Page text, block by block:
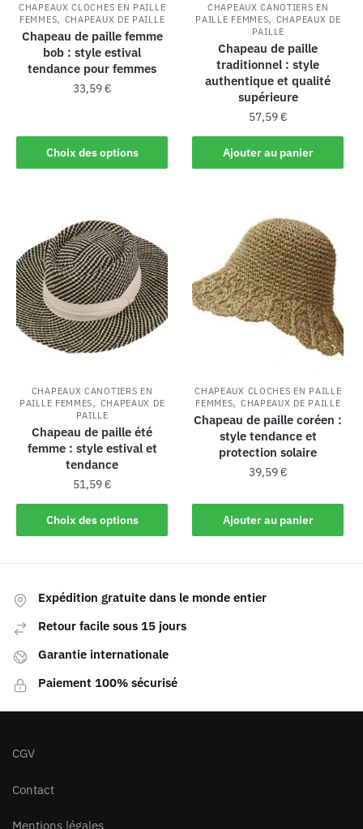
CHAPEAUX CLOCHES EN PAILLE
FEMMES, CHAPEAUX DE PAILLE
Chapeau de paille femme
bob : style estival
tendance pour femmes
33,59€
Choix des options
CHAPEAUX CANOTIERS EN
PAILLE FEMMES, CHAPEAUX DE
PAILLE
Chapeau de paille
traditionnel : style
authentique et qualité
supérieure
57,59€
Ajouter au panier
CHAPEAUX CANOTIERS EN
PAILLE FEMMES, CHAPEAUX DE
PAILLE
Chapeau de paille été
femme : style estival et
tendance
51,59€
Choix des options
CHAPEAUX CLOCHES EN PAILLE
FEMMES, CHAPEAUX DE PAILLE
Chapeau de paille coréen :
style tendance et
protection solaire
39,59€
Ajouter au panier
Expédition gratuite dans le monde entier
Retour facile sous 15 jours
Garantie internationale
Paiement 100% sécurisé
CGV
Contact
Mentions légales